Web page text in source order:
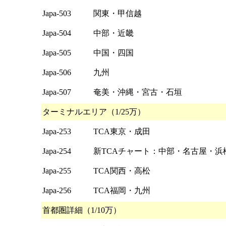
Japa-503 関東・甲信越
Japa-504 中部・近畿
Japa-505 中国・四国
Japa-506 九州
Japa-507 奄美・沖縄・宮古・石垣
ターミナルエリア（1/25万）
Japa-253 TCA東京・成田
Japa-254 新TCAチャート：中部・名古屋・浜
Japa-255 TCA関西・高松
Japa-256 TCA福岡・九州
首都圏詳細（1/10万）